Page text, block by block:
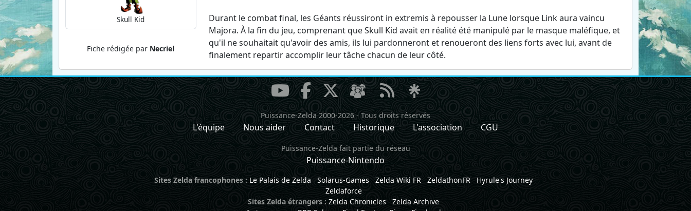
Skull Kid
Fiche rédigée par Necriel
Durant le combat final, les Géants réussiront in extremis à repousser la Lune lorsque Link aura vaincu
Majora. À la fin du jeu, comprenant que Skull Kid avait en réalité été manipulé par le masque maléfique, et
qu'il ne souhaitait qu'avoir des amis, ils lui pardonneront et renoueront des liens forts avec lui, avant de
finalement repartir accomplir leur tâche chacun de leur côté.
Puissance-Zelda 2000-2026- Tous droits réservés
L'équipe Nous aider Contact Historique L'association CGU
Puissance-Zelda fait partie du réseau
Puissance-Nintendo
Sites Zelda francophones : Le Palais de Zelda Solarus-Games Zelda Wiki FR ZeldathonFR
Hyrule's Journey
Zeldaforce
Sites Zelda étrangers : Zelda Chronicles
Zelda Archive